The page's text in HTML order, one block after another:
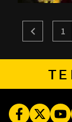
1
Facebook